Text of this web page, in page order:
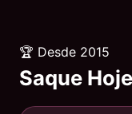
🏆 Desde 2015
Saque